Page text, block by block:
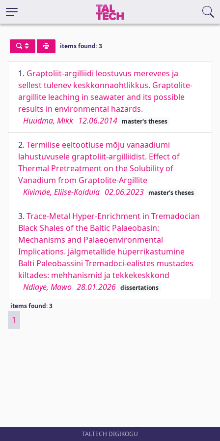
items found: 3
1. Graptoliit-argilliidi leostuvus merevees ja
sellest tulenev keskkonnaohtlikkus. Graptolite-
argillite leaching in seawater and its possible
results in environmental hazards.
Hüüdma, Mikk 12.06.2014 master's theses
2. Termilise eeltöötluse mõju vanaadiumi
lahustuvusele graptoliit-argilliidist. Effect of
Thermal Pretreatment on the Solubility of
Vanadium from Graptolite-Argillite
Kivimäe, Eliise-Koidula 02.06.2023 master's theses
3. Trace-Metal Hyper-Enrichment in Tremadocian
Black Shales of the Baltic Palaeobasin:
Mechanisms and Palaeoenvironmental
Implications. Jälgmetallide hüperrikastumine
Balti Paleobassini Tremadoci-ealistes mustades
kiltades: mehhanismid ja tekkekeskkond
Ndiaye, Mawo 28.01.2026 dissertations
items found: 3
1
TALTECH DIGIKOGU